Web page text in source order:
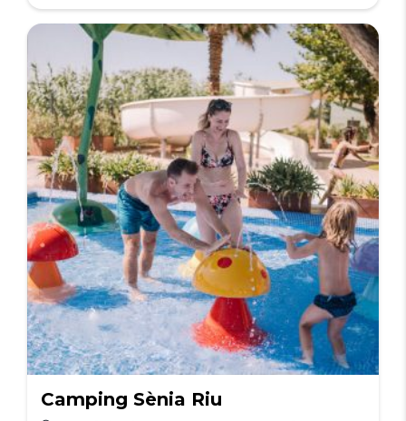
Camping Sènia Riu